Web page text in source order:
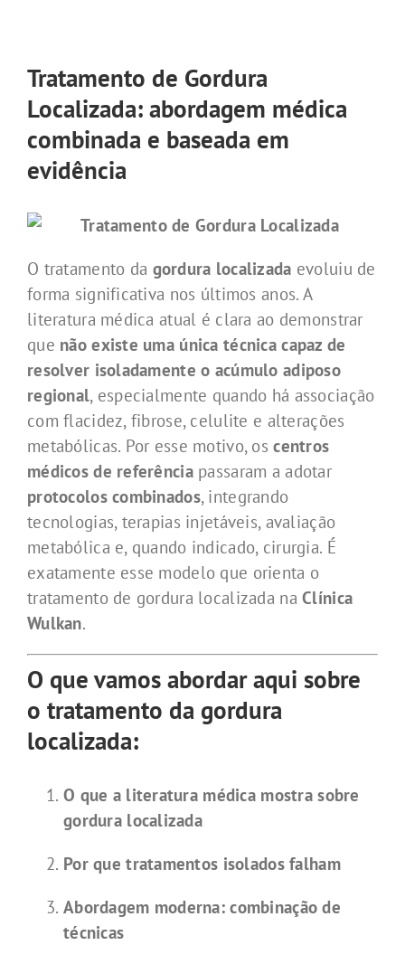
Tratamento de Gordura
Localizada: abordagem médica
combinada e baseada em
evidência
O tratamento da gordura localizada evoluiu de
forma significativa nos últimos anos. A
literatura médica atual é clara ao demonstrar
que não existe uma única técnica capaz de
resolver isoladamente o acúmulo adiposo
regional, especialmente quando há associação
com flacidez, fibrose, celulite e alterações
metabólicas. Por esse motivo, oscentros
médicos de referênciapassaram a adotar
protocolos combinados, integrando
tecnologias, terapias injetáveis, avaliação
metabólica e, quando indicado, cirurgia. É
exatamente esse modelo que orienta o
tratamento de gordura localizada naClínica
Wulkan.
O que vamos abordar aqui sobre
o tratamento da gordura
localizada:
O que a literatura médica mostra sobre
gordura localizada
Por que tratamentos isolados falham
Abordagem moderna: combinação de
técnicas